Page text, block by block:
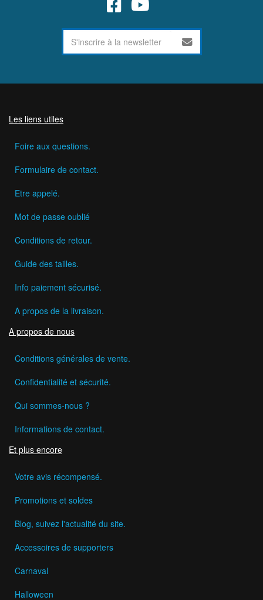
Les liens utiles
Foire aux questions.
Formulaire de contact.
Etre appelé.
Mot de passe oublié
Conditions de retour.
Guide des tailles.
Info paiement sécurisé.
A propos de la livraison.
A propos de nous
Conditions générales de vente.
Confidentialité et sécurité.
Qui sommes-nous ?
Informations de contact.
Et plus encore
Votre avis récompensé.
Promotions et soldes
Blog, suivez l'actualité du site.
Accessoires de supporters
Carnaval
Halloween